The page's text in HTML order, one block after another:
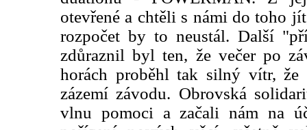
otevřené a chtěli s námi do toho
rozpočet by to neustál. Další
zdůraznil byl ten, že večer po
horách proběhl tak silný vítr, že
zázemí závodu. Obrovská
vlnu pomoci a začali nám na